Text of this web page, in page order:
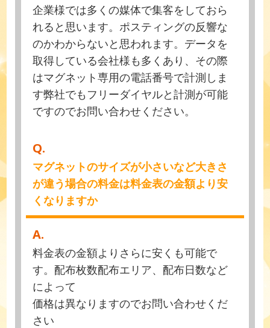
企業様では多くの媒体で集客をしておら
れると思います。ポスティングの反響な
のかわからないと思われます。データを
取得している会社様も多くあり、その際
はマグネット専用の電話番号で計測しま
す弊社でもフリーダイヤルと計測が可能
ですのでお問い合わせください。
Q.
マグネットのサイズが小さいなど大きさ
が違う場合の料金は料金表の金額より安
くなりますか
A.
料金表の金額よりさらに安くも可能で
す。配布枚数配布エリア、配布日数など
によって
価格は異なりますのでお問い合わせくだ
さい